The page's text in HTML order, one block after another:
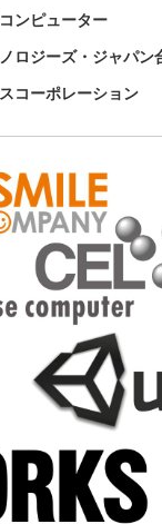
ンピューター
ロジーズ・ジャパン
コーポレーション